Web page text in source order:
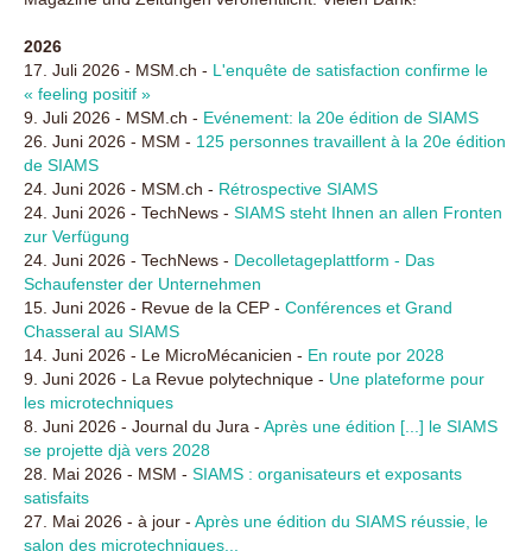
2026
17. Juli 2026 - MSM.ch - L'enquête de satisfaction confirme le
« feeling positif »
9. Juli 2026 - MSM.ch - Evénement: la 20e édition de SIAMS
26. Juni 2026 - MSM - 125 personnes travaillent à la 20e édition
de SIAMS
24. Juni 2026 - MSM.ch - Rétrospective SIAMS
24. Juni 2026 - TechNews - SIAMS steht Ihnen an allen Fronten
zur Verfügung
24. Juni 2026 - TechNews - Decolletageplattform - Das
Schaufenster der Unternehmen
15. Juni 2026 - Revue de la CEP - Conférences et Grand
Chasseral au SIAMS
14. Juni 2026 - Le MicroMécanicien - En route por 2028
9. Juni 2026 - La Revue polytechnique - Une plateforme pour
les microtechniques
8. Juni 2026 - Journal du Jura - Après une édition [...] le SIAMS
se projette djà vers 2028
28. Mai 2026 - MSM - SIAMS : organisateurs et exposants
satisfaits
27. Mai 2026 - à jour - Après une édition du SIAMS réussie, le
salon des microtechniques...